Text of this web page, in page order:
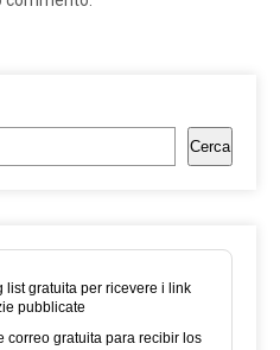
Cerca
list gratuita per ricevere i link
pubblicate
correo gratuita para recibir los